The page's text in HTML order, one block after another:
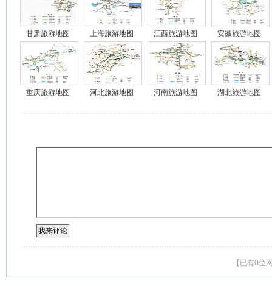
甘肃旅游地图 上海旅游地图 江西旅游地图 安徽旅游地图
重庆旅游地图 河北旅游地图 河南旅游地图 湖北旅游地图
【已有0位